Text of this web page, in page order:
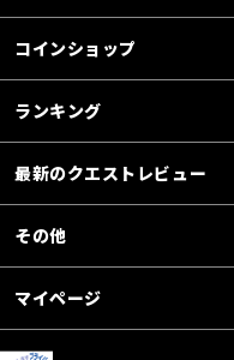
コインショップ
ランキング
最新のクエストレビュー
その他
マイページ